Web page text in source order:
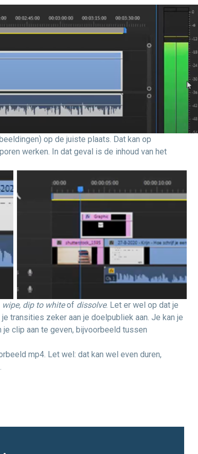
op de juiste plaats. Dat kan op
werken. In dat geval is de inhoud van het
wipe, dip to whiteof dissolve. Let er wel op dat je
transities zeker aan je doelpubliek aan. Je kan je
clip aan te geven, bijvoorbeeld tussen
mp4. Let wel: dat kan wel even duren,